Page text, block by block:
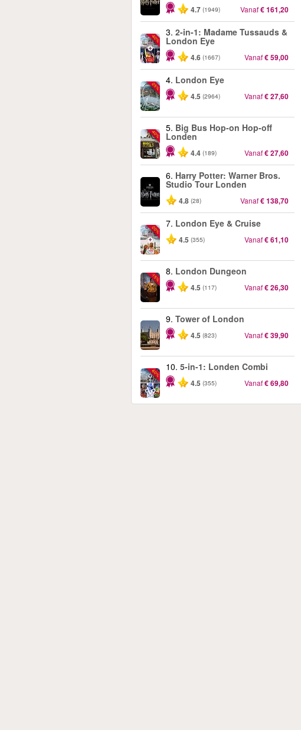
4.7 (1949) Vanaf€ 161,20
-40%
3. 2-in-1: Madame Tussauds &
London Eye
4.6 (1667) Vanaf€ 59,00
-25%
4. London Eye
4.5 (2964) Vanaf€ 27,60
-40%
5. Big Bus Hop-on Hop-off
Londen
4.4 (189) Vanaf€ 27,60
6. Harry Potter: Warner Bros.
Studio Tour Londen
4.8 (28) Vanaf€ 138,70
-20%
7. London Eye & Cruise
4.5 (355) Vanaf€ 61,10
-15%
8. London Dungeon
4.5 (117) Vanaf€ 26,30
9. Tower of London
4.5 (823) Vanaf€ 39,90
-60%
10. 5-in-1: Londen Combi
4.5 (355) Vanaf€ 69,80